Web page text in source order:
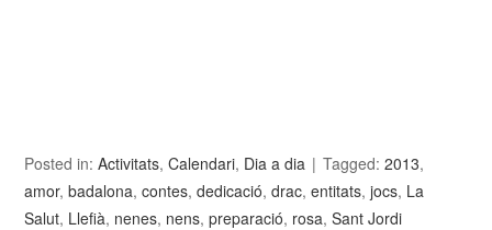
Posted in:Activitats,Calendari, Dia a dia Tagged:2013,
amor,badalona,contes,dedicació,drac,entitats,jocs, La
Salut, Llefià, nenes, nens,preparació, rosa,Sant Jordi